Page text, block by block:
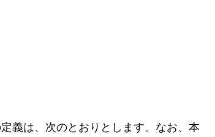
義は、次のとおりとします。なお、本